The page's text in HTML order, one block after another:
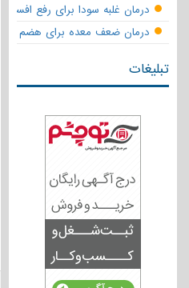
درمان غلبه سودا برای رفع افسردگی
درمان ضعف معده برای هضم قوی
تبلیغات